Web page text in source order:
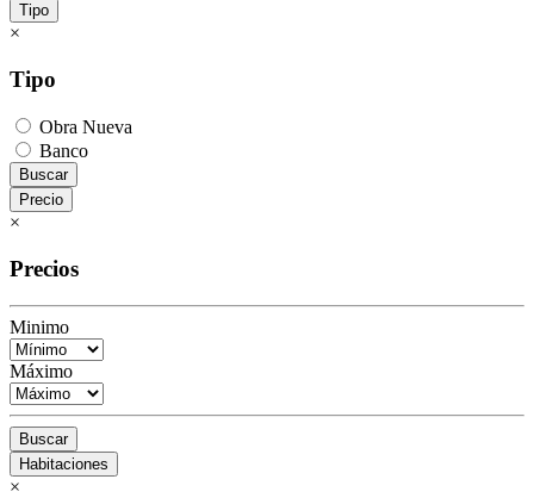
Tipo
×
Tipo
Obra Nueva
Banco
Buscar
Precio
×
Precios
Minimo
Máximo
Buscar
Habitaciones
×